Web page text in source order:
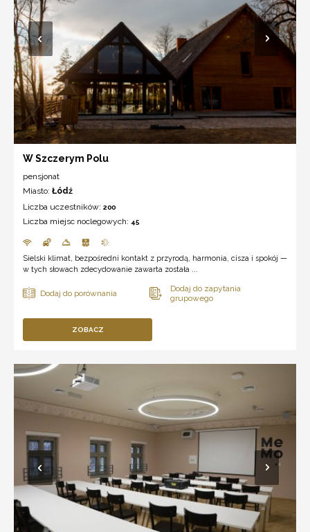
W Szczerym Polu
pensjonat
Miasto: Łódź
Liczba uczestników: 200
Liczba miejsc noclegowych: 45
Sielski klimat, bezpośredni kontakt z przyrodą, harmonia, cisza i spokój —
w tych słowach zdecydowanie zawarta została ...
ZOBACZ